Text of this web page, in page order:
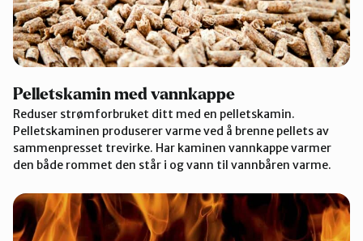
Pelletskamin med vannkappe
Reduser strømforbruket ditt med en pelletskamin.
Pelletskaminen produserer varme ved å brenne pellets av
sammenpresset trevirke. Har kaminen vannkappe varmer
den både rommet den står i og vann til vannbåren varme.